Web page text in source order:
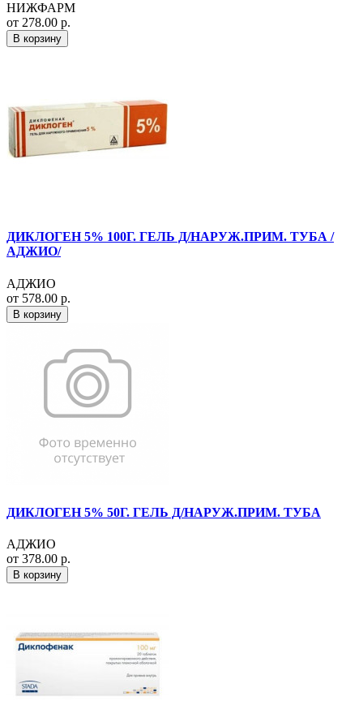
НИЖФАРМ
от 278.00 р.
В корзину
ДИКЛОГЕН 5% 100Г. ГЕЛЬ Д/НАРУЖ.ПРИМ. ТУБА /
АДЖИО/
АДЖИО
от 578.00 р.
В корзину
ДИКЛОГЕН 5% 50Г. ГЕЛЬ Д/НАРУЖ.ПРИМ. ТУБА
АДЖИО
от 378.00 р.
В корзину